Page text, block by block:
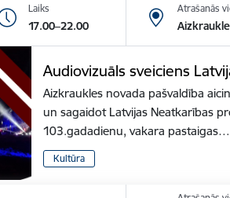
Laiks
17.00–22.00
Atrašanās
Audiovizuāls sveiciens
Aizkraukles novada pašvaldība
un sagaidot Latvijas Neatkarības
103.gadadienu, vakara pastaigas…
Kultūra